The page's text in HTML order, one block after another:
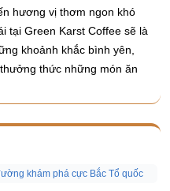
hương vị thơm ngon khó
tại Green Karst Coffee sẽ là
khoảnh khắc bình yên,
thức những món ăn
khám phá cực Bắc Tổ quốc